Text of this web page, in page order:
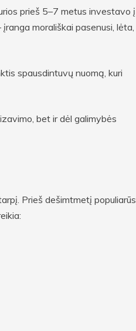
prieš 5–7 metus investavo į
morališkai pasenusi, lėta,
spausdintuvų nuomą, kuri
bet ir dėl galimybės
Prieš dešimtmetį populiarūs